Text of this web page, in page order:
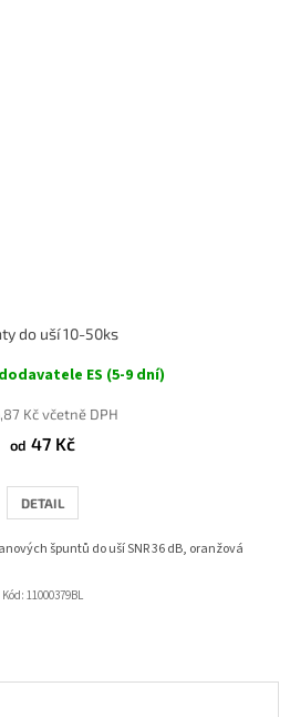
do uší 10-50ks
ES (5-9 dní)
Kč včetně DPH
od 47 Kč
DETAIL
špuntů do uší SNR 36 dB, oranžová
Kód: 11000379BL